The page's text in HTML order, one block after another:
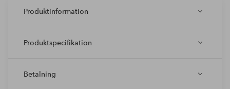
Produktinformation
Produktspecifikation
Betalning